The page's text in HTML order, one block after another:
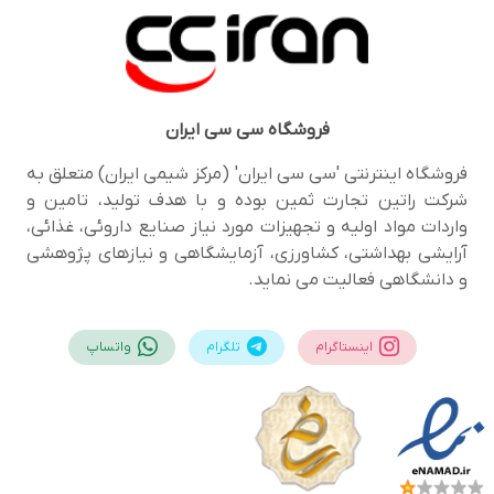
فروشگاهسی سی ایران
فروشگاه اینترنتی 'سی سی ایران' (مرکز شیمی ایران) متعلق به
شرکت راتین تجارت ثمین بوده و با هدف تولید، تامین و
واردات مواد اولیه و تجهیزات مورد نیاز صنایع داروئی، غذائی،
آرایشی بهداشتی، کشاورزی، آزمایشگاهی و نیازهای پژوهشی
و دانشگاهی فعالیت می نماید.
اینستاگرام تلگرام واتساپ